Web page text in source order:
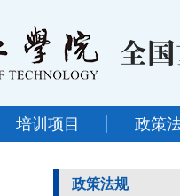
培训项目 政策
政策法规